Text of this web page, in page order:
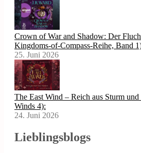
Crown of War and Shadow: Der
Kingdoms-of-Compass-Reihe, Band
25. Juni 2026
The East Wind – Reich aus Sturm
Winds 4):
24. Juni 2026
Lieblingsblogs